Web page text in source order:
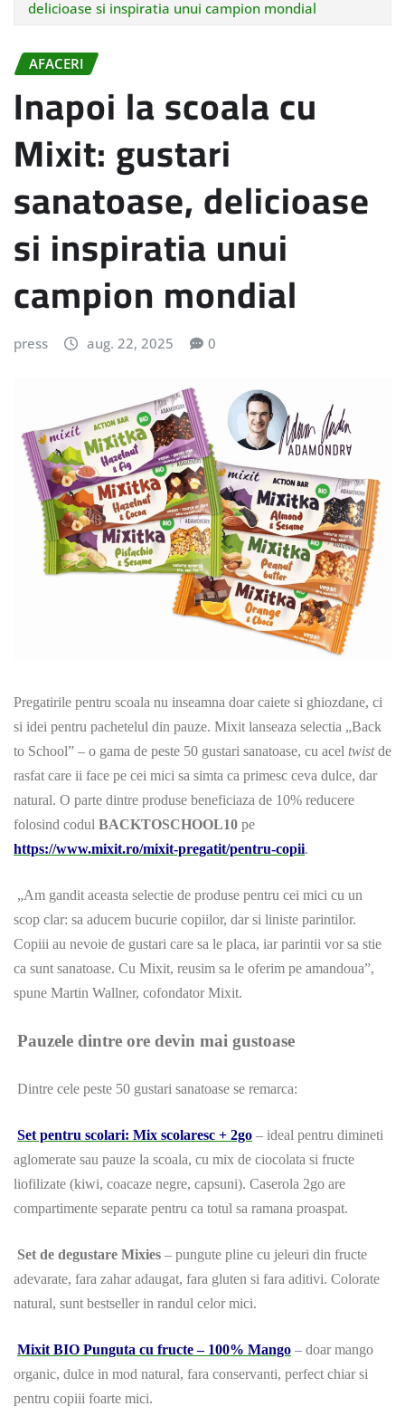
delicioase si inspiratia unui campion mondial
AFACERI
Inapoi la scoala cu
Mixit: gustari
sanatoase, delicioase
si inspiratia unui
campion mondial
press aug. 22, 2025 0
Pregatirile pentru scoala nu inseamna doar caiete si ghiozdane, ci
si idei pentru pachetelul din pauze. Mixit lanseaza selectia „Back
to School” – o gama de peste 50 gustari sanatoase, cu acel twistde
rasfat care ii face pe cei mici sa simta ca primesc ceva dulce, dar
natural. O parte dintre produse beneficiaza de 10% reducere
folosind codul BACKTOSCHOOL10 pe
https://www.mixit.ro/mixit-pregatit/pentru-copii.
„Am gandit aceasta selectie de produse pentru cei mici cu un
scop clar: sa aducem bucurie copiilor, dar si liniste parintilor.
Copiii au nevoie de gustari care sa le placa, iar parintii vor sa stie
ca sunt sanatoase. Cu Mixit, reusim sa le oferim pe amandoua”,
spune Martin Wallner, cofondator Mixit.
Pauzele dintre ore devin mai gustoase
Dintre cele peste 50 gustari sanatoase se remarca:
Set pentru scolari: Mix scolaresc + 2go – ideal pentru dimineti
aglomerate sau pauze la scoala, cu mix de ciocolata si fructe
liofilizate (kiwi, coacaze negre, capsuni). Caserola 2go are
compartimente separate pentru ca totul sa ramana proaspat.
Set de degustare Mixies – pungute pline cu jeleuri din fructe
adevarate, fara zahar adaugat, fara gluten si fara aditivi. Colorate
natural, sunt bestseller in randul celor mici.
Mixit BIO Punguta cu fructe – 100% Mango – doar mango
organic, dulce in mod natural, fara conservanti, perfect chiar si
pentru copiii foarte mici.